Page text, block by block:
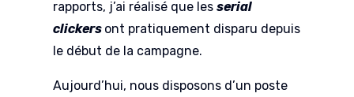
rapports, j’ai réalisé que les serial
clickers ont pratiquement disparu depuis
le début de la campagne.
Aujourd’hui, nous disposons d’un poste